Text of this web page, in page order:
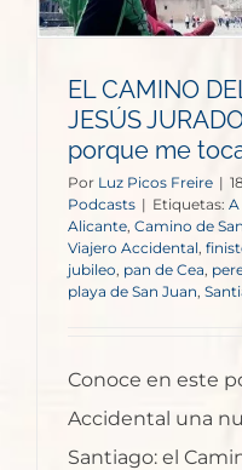
EL CAMINO
JESÚS
porque me
Por Luz Picos Freire |
Podcasts | Etiquetas:
Alicante Camino de
Viajero Accidental
jubileo pan de Cea
playa de San Juan
Conoce en este
Accidental una
Santiago: el